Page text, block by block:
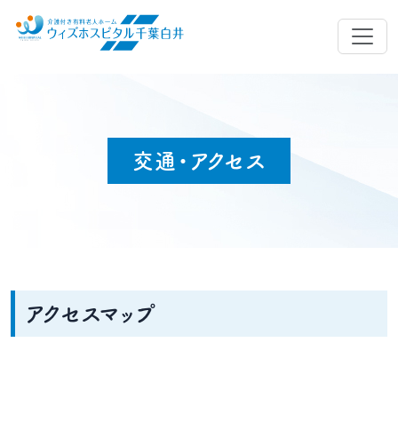
交通・アクセス
アクセスマップ